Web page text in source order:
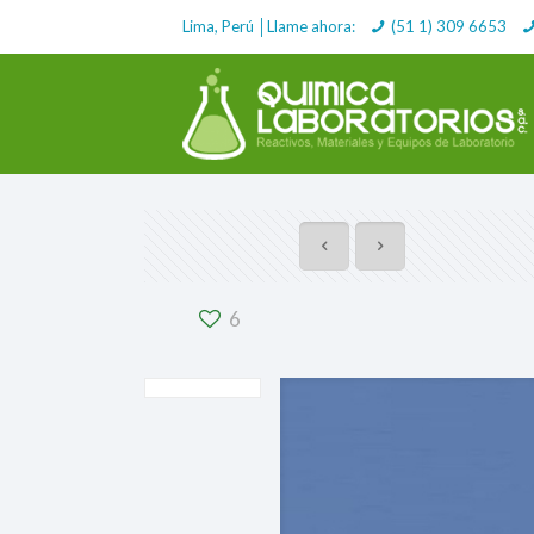
Lima, Perú │Llame ahora: (51 1) 309 6653
6